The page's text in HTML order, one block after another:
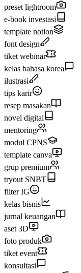
preset lightroom
e-book investasi
template notion
font design
tiket webinar
kelas bahasa korea
ilustrasi
tips karir
resep masakan
novel digital
mentoring
modul CPNS
template canva
grup premium
tryout SNBT
filter IG
kelas bisnis
jurnal keuangan
aset 3D
foto produk
tiket event
konsultasi